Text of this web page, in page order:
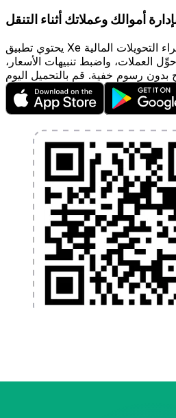
أموالك وعملاتك أثناء التنقل
يحتوي تطبيق Xe على كل ما تحتاجه لإجراء التحويلات المالية
حوِّل العملات، واضبط تنبيهات الأسعار،